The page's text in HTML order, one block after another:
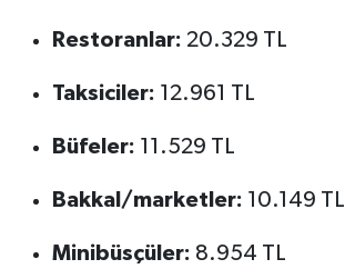
Restoranlar: 20.329 TL
Taksiciler: 12.961 TL
Büfeler: 11.529 TL
Bakkal/marketler: 10.149 TL
Minibüsçüler: 8.954 TL